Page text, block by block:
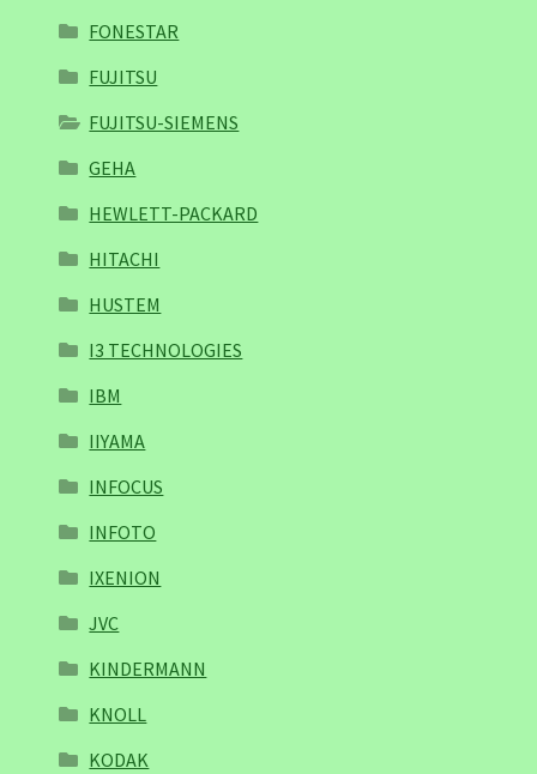
FONESTAR
FUJITSU
FUJITSU-SIEMENS
GEHA
HEWLETT-PACKARD
HITACHI
HUSTEM
I3 TECHNOLOGIES
IBM
IIYAMA
INFOCUS
INFOTO
IXENION
JVC
KINDERMANN
KNOLL
KODAK